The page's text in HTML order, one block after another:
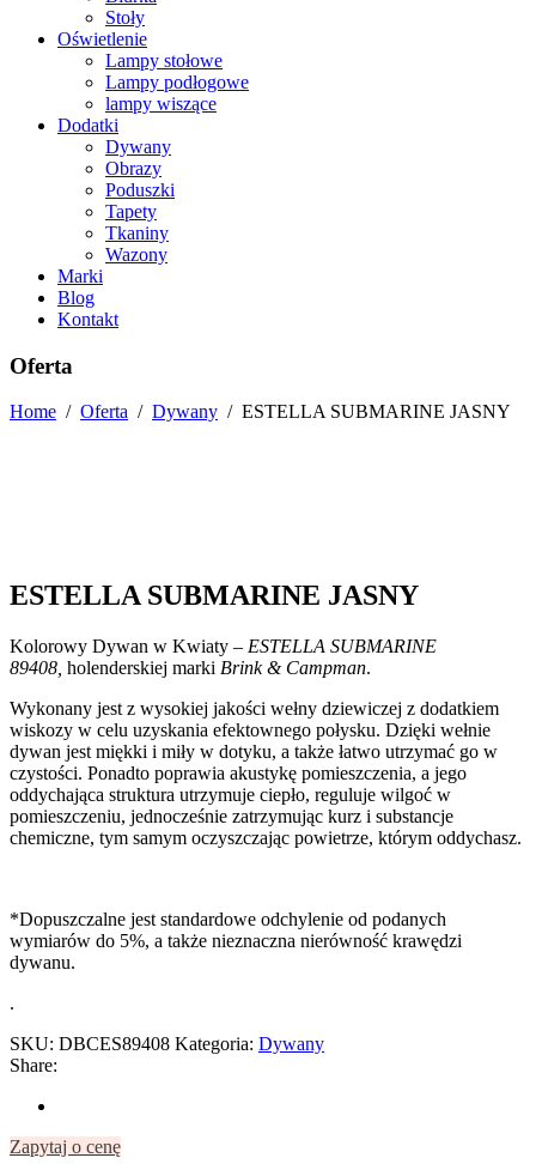
Stoły
Oświetlenie
Lampy stołowe
Lampy podłogowe
lampy wiszące
Dodatki
Dywany
Obrazy
Poduszki
Tapety
Tkaniny
Wazony
Marki
Blog
Kontakt
Oferta
Home / Oferta / Dywany / ESTELLA SUBMARINE JASNY
ESTELLA SUBMARINE JASNY
Kolorowy Dywan w Kwiaty – ESTELLA SUBMARINE
89408, holenderskiej marki Brink & Campman.
Wykonany jest z wysokiej jakości wełny dziewiczej z dodatkiem
wiskozy w celu uzyskania efektownego połysku. Dzięki wełnie
dywan jest miękki i miły w dotyku, a także łatwo utrzymać go w
czystości. Ponadto poprawia akustykę pomieszczenia, a jego
oddychająca struktura utrzymuje ciepło, reguluje wilgoć w
pomieszczeniu, jednocześnie zatrzymując kurz i substancje
chemiczne, tym samym oczyszczając powietrze, którym oddychasz.
*Dopuszczalne jest standardowe odchylenie od podanych
wymiarów do 5%, a także nieznaczna nierówność krawędzi
dywanu.
.
SKU: DBCES89408 Kategoria: Dywany
Share:
Zapytaj o cenę